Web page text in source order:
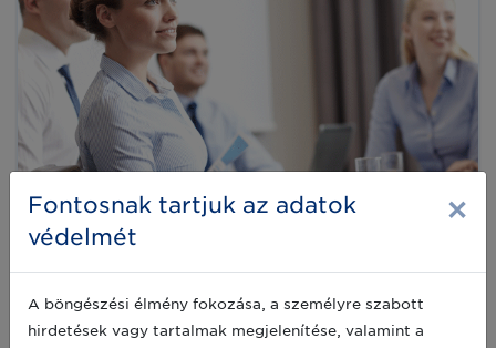
Hatékonyság a kereskedelemben és a
logisztikában
Fontosnak tartjuk az adatok
védelmét
×
A böngészési élmény fokozása, a személyre szabott
hirdetések vagy tartalmak megjelenítése, valamint a